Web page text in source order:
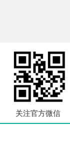
关注官方微信